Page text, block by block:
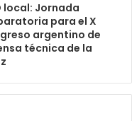
local: Jornada
para el X
argentino de
técnica de la